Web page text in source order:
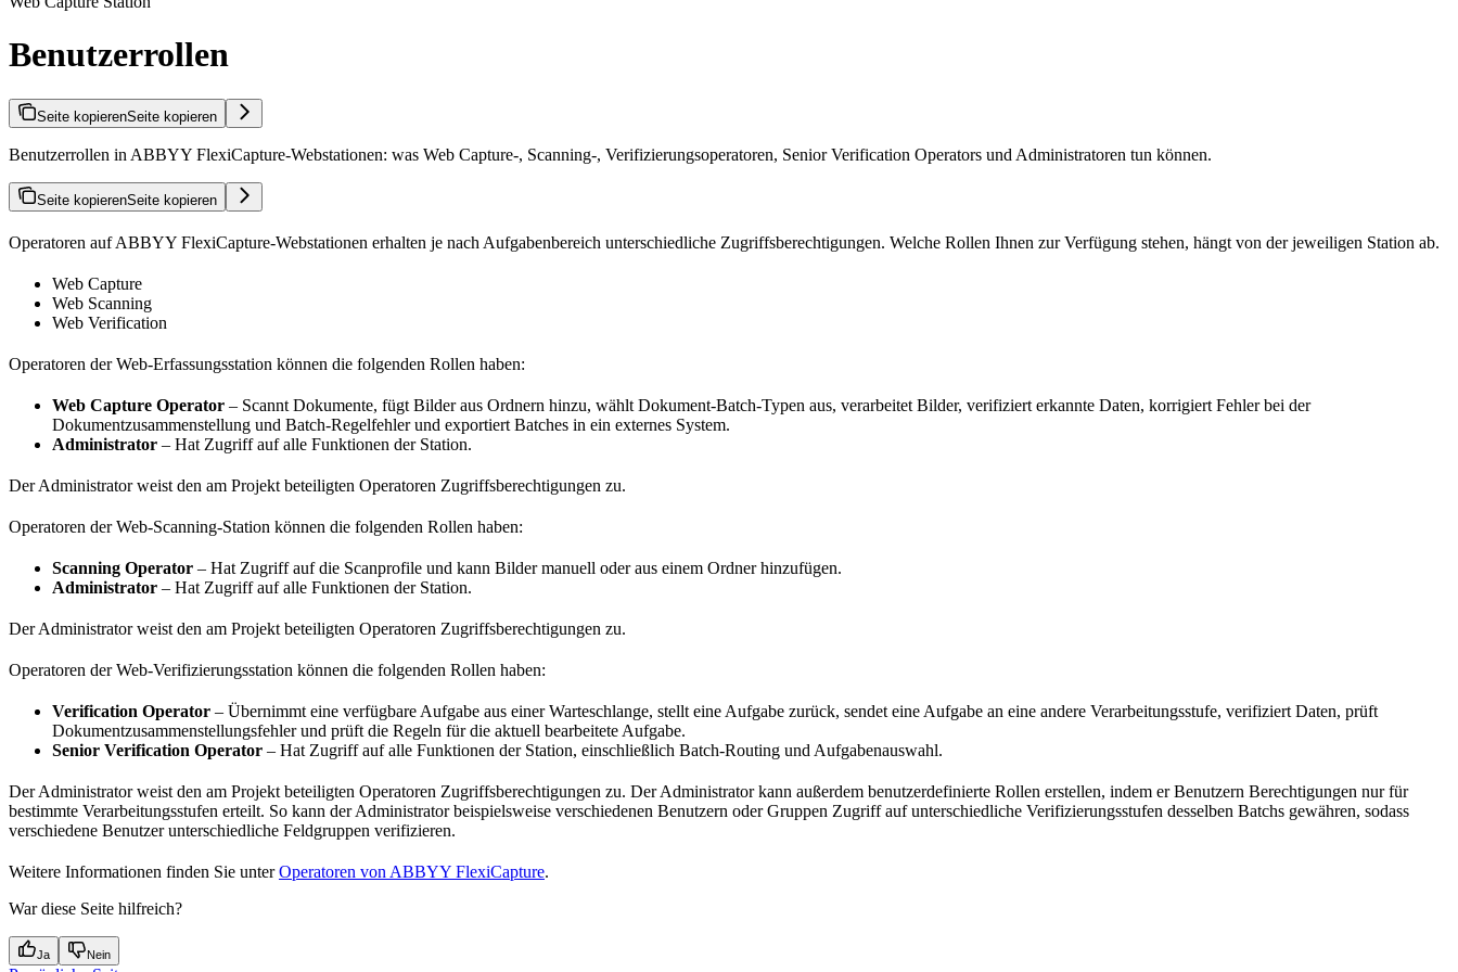
Benutzerrollen
Seite kopierenSeite kopieren
Benutzerrollen in ABBYY FlexiCapture-Webstationen: was Web Capture-, Scanning-, Verifizierungsoperatoren, Senior Verification Operators und Administratoren tun können.
Seite kopierenSeite kopieren
Operatoren auf ABBYY FlexiCapture-Webstationen erhalten je nach Aufgabenbereich unterschiedliche Zugriffsberechtigungen. Welche Rollen Ihnen zur Verfügung stehen, hängt von der jeweiligen Station ab.
Web Capture
Web Scanning
Web Verification
Operatoren der Web-Erfassungsstation können die folgenden Rollen haben:
Web Capture Operator – Scannt Dokumente, fügt Bilder aus Ordnern hinzu, wählt Dokument-Batch-Typen aus, verarbeitet Bilder, verifiziert erkannte Daten, korrigiert Fehler bei der
Dokumentzusammenstellung und Batch-Regelfehler und exportiert Batches in ein externes System.
Administrator – Hat Zugriff auf alle Funktionen der Station.
Der Administrator weist den am Projekt beteiligten Operatoren Zugriffsberechtigungen zu.
Operatoren der Web-Scanning-Station können die folgenden Rollen haben:
Scanning Operator – Hat Zugriff auf die Scanprofile und kann Bilder manuell oder aus einem Ordner hinzufügen.
Administrator – Hat Zugriff auf alle Funktionen der Station.
Der Administrator weist den am Projekt beteiligten Operatoren Zugriffsberechtigungen zu.
Operatoren der Web-Verifizierungsstation können die folgenden Rollen haben:
Verification Operator – Übernimmt eine verfügbare Aufgabe aus einer Warteschlange, stellt eine Aufgabe zurück, sendet eine Aufgabe an eine andere Verarbeitungsstufe, verifiziert Daten, prüft
Dokumentzusammenstellungsfehler und prüft die Regeln für die aktuell bearbeitete Aufgabe.
Senior Verification Operator – Hat Zugriff auf alle Funktionen der Station, einschließlich Batch-Routing und Aufgabenauswahl.
Der Administrator weist den am Projekt beteiligten Operatoren Zugriffsberechtigungen zu. Der Administrator kann außerdem benutzerdefinierte Rollen erstellen, indem er Benutzern Berechtigungen nur für
bestimmte Verarbeitungsstufen erteilt. So kann der Administrator beispielsweise verschiedenen Benutzern oder Gruppen Zugriff auf unterschiedliche Verifizierungsstufen desselben Batchs gewähren, sodass
verschiedene Benutzer unterschiedliche Feldgruppen verifizieren.
Weitere Informationen finden Sie unterOperatoren von ABBYY FlexiCapture.
War diese Seite hilfreich?
Ja Nein